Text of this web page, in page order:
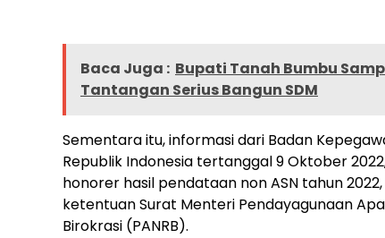
Baca Juga : Bupati Tanah Bumbu
Tantangan Serius Bangun SDM
Sementara itu, informasi dari Badan
Republik Indonesia tertanggal 9 Oktober
honorer hasil pendataan non ASN tahun
ketentuan Surat Menteri Pendayagunaan
Birokrasi (PANRB).